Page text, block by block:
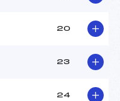
20
23
24